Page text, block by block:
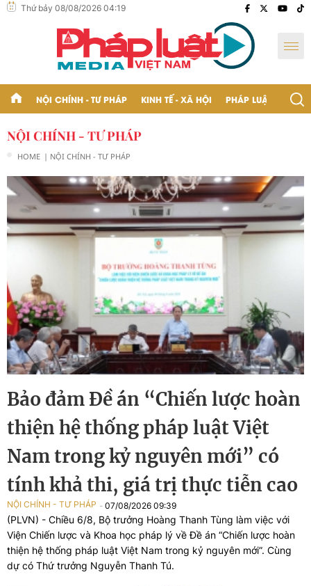
Thứ bảy 08/08/2026 04:19
NỘI CHÍNH - TƯ PHÁP KINH TẾ - XÃ HỘI PHÁP LUẬT - BẠN
NỘI CHÍNH - TƯ PHÁP
HOME | NỘI CHÍNH - TƯ PHÁP
Bảo đảm Đề án “Chiến lược hoàn
thiện hệ thống pháp luật Việt
Nam trong kỷ nguyên mới” có
tính khả thi, giá trị thực tiễn cao
NỘI CHÍNH - TƯ PHÁP 07/08/2026 09:39
(PLVN) - Chiều 6/8, Bộ trưởng Hoàng Thanh Tùng làm việc với
Viện Chiến lược và Khoa học pháp lý về Đề án “Chiến lược hoàn
thiện hệ thống pháp luật Việt Nam trong kỷ nguyên mới”. Cùng
dự có Thứ trưởng Nguyễn Thanh Tú.